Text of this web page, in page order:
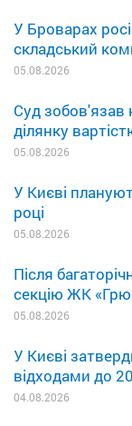
У Броварах
складський
05.08.2026
Суд зобов'язав
ділянку
05.08.2026
У Києві
році
05.08.2026
Після
секцію ЖК
05.08.2026
У Києві
відходами до
04.08.2026